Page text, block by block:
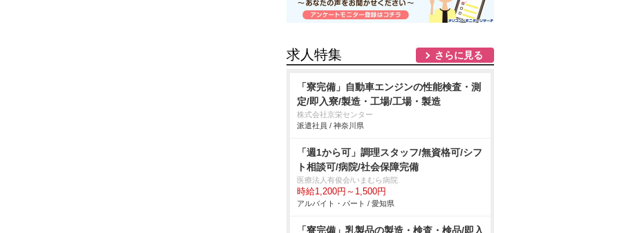
求人特集 さらに見る
「寮完備」自動車エンジンの性能検査・測
定/即入寮/製造・工場/工場・製造
株式会社京栄センター
派遣社員 / 神奈川県
「週1から可」調理スタッフ/無資格可/シフ
ト相談可/病院/社会保障完備
医療法人有俊会/いまむら病院
時給1,200円～1,500円
アルバイト・パート / 愛知県
「寮完備」乳製品の製造・検査・検品/即入